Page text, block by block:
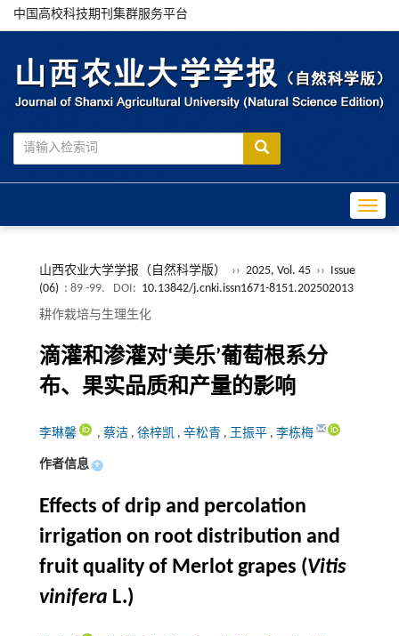
中国高校科技期刊集群服务平台
山西农业大学学报（自然科学版） ›› 2025, Vol. 45 ›› Issue
(06) : 89 -99. DOI: 10.13842/j.cnki.issn1671-8151.202502013
耕作栽培与生理生化
滴灌和渗灌对‘美乐’葡萄根系分
布、果实品质和产量的影响
李琳馨 , 蔡洁 , 徐梓凯 , 辛松青 , 王振平 , 李栋梅
作者信息 +
Effects of drip and percolation
irrigation on root distribution and
fruit quality of Merlot grapes (Vitis
vinifera L.)